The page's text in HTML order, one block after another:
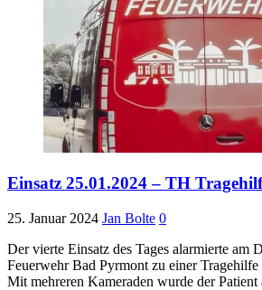
Einsatz 25.01.2024 – TH
25. Januar 2024 Jan Bolte 0
Der vierte Einsatz des Tages alarmierte am
Feuerwehr Bad Pyrmont zu einer
Mit mehreren Kameraden wurde der Patient